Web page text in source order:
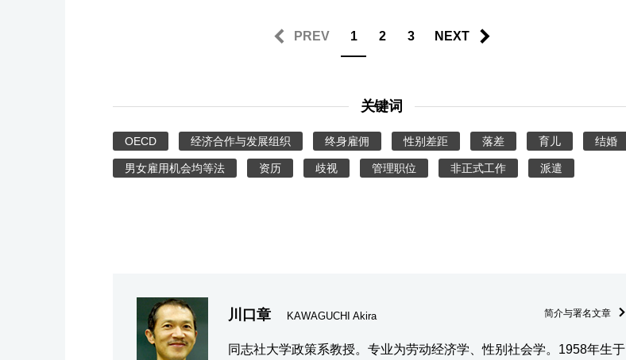
PREV 1 2 3 NEXT
关键词
OECD 经济合作与发展组织 终身雇佣 性别差距 落差 育儿 结婚
男女雇用机会均等法 资历 歧视 管理职位 非正式工作 派遣
川口章 KAWAGUCHI Akira 简介与署名文章
同志社大学政策系教授。专业为劳动经济学、性别社会学。1958年生于